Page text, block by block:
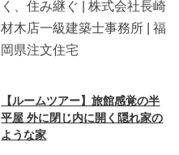
【ルームツアー】旅館感覚の半
平屋 外に閉じ内に開く隠れ家の
ような家